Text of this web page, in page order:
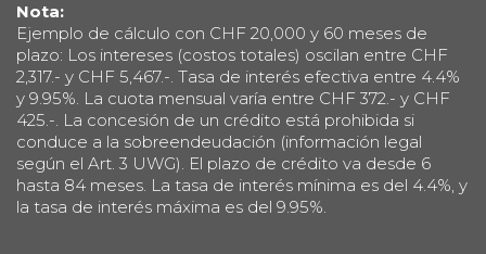
Nota:
Ejemplo de cálculo con CHF 20,000 y 60 meses de
plazo: Los intereses (costos totales) oscilan entre CHF
2,317.- y CHF 5,467.-. Tasa de interés efectiva entre 4.4%
y 9.95%. La cuota mensual varía entre CHF 372.- y CHF
425.-. La concesión de un crédito está prohibida si
conduce a la sobreendeudación (información legal
según el Art. 3 UWG). El plazo de crédito va desde 6
hasta 84 meses. La tasa de interés mínima es del 4.4%, y
la tasa de interés máxima es del 9.95%.